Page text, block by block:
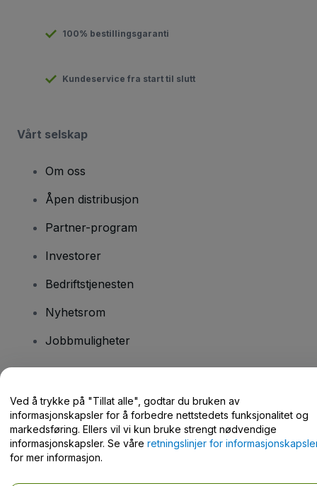
100% bestillingsgaranti
Kundeservice fra start til slutt
Vårt selskap
Om oss
Åpen distribusjon
Partner-program
Investorer
Bedriftstjenesten
Nyhetsrom
Jobbmuligheter
Hjelpesenter / kontakt oss
Ved å trykke på "Tillat alle", godtar du bruken av
informasjonskapsler for å forbedre nettstedets funksjonalitet og
markedsføring. Ellers vil vi kun bruke strengt nødvendige
informasjonskapsler. Se våre retningslinjer for
for mer informasjon.